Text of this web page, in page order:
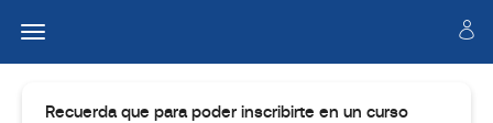
Recuerda que para poder inscribirte en un curso